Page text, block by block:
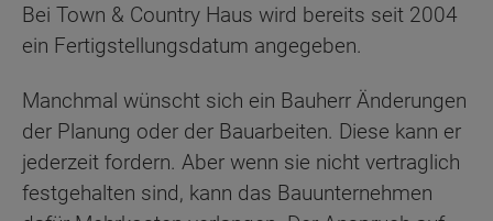
Bei Town & Country Haus wird bereits seit 2004
ein Fertigstellungsdatum angegeben.
Manchmal wünscht sich ein Bauherr Änderungen
der Planung oder der Bauarbeiten. Diese kann er
jederzeit fordern. Aber wenn sie nicht vertraglich
festgehalten sind, kann das Bauunternehmen